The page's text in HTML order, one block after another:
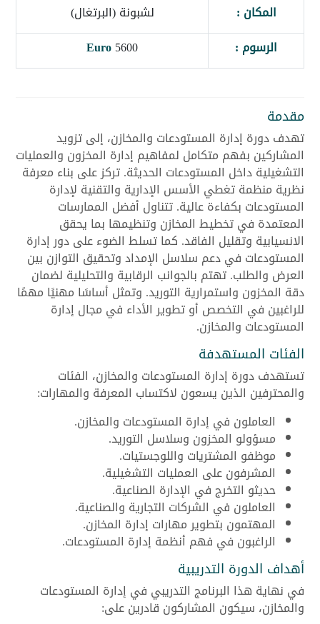
المكان :
لشبونة (البرتغال)
الرسوم :
5600
Euro
مقدمة
تهدف دورة إدارة المستودعات والمخازن، إلى تزويد
المشاركين بفهم متكامل لمفاهيم إدارة المخزون والعمليات
التشغيلية داخل المستودعات الحديثة. تركز على بناء معرفة
نظرية منظمة تغطي الأسس الإدارية والتقنية لإدارة
المستودعات بكفاءة عالية. تتناول أفضل الممارسات
المعتمدة في تخطيط المخازن وتنظيمها بما يحقق
الانسيابية وتقليل الفاقد. كما تسلط الضوء على دور إدارة
المستودعات في دعم سلاسل الإمداد وتحقيق التوازن بين
العرض والطلب. تهتم بالجوانب الرقابية والتحليلية لضمان
دقة المخزون واستمرارية التوريد. وتمثل أساسًا مهنيًا مهمًا
للراغبين في التخصص أو تطوير الأداء في مجال إدارة
المستودعات والمخازن.
الفئات المستهدفة
تستهدف دورة إدارة المستودعات والمخازن، الفئات
والمحترفين الذين يسعون لاكتساب المعرفة والمهارات:
العاملون في إدارة المستودعات والمخازن.
مسؤولو المخزون وسلاسل التوريد.
موظفو المشتريات واللوجستيات.
المشرفون على العمليات التشغيلية.
حديثو التخرج في الإدارة الصناعية.
العاملون في الشركات التجارية والصناعية.
المهتمون بتطوير مهارات إدارة المخازن.
الراغبون في فهم أنظمة إدارة المستودعات.
أهداف الدورة التدريبية
في نهاية هذا البرنامج التدريبي في إدارة المستودعات
والمخازن، سيكون المشاركون قادرين على: